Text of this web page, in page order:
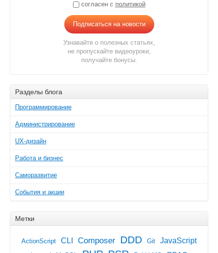
согласен с политикой
Подписаться на новости
Узнавайте о полезных статьях,
не пропускайте видеоуроки,
получайте бонусы.
Разделы блога
Программирование
Администрирование
UX-дизайн
Работа и бизнес
Саморазвитие
События и акции
Метки
ActionScript CLI Composer DDD Git JavaScript